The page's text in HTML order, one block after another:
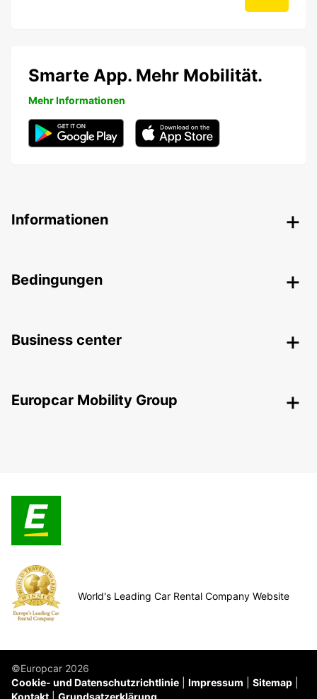
Smarte App. Mehr Mobilität.
Mehr Informationen
Informationen
Bedingungen
Business center
Europcar Mobility Group
World's Leading Car Rental Company Website
©Europcar 2026
Cookie- und Datenschutzrichtlinie
Impressum
Sitemap
Kontakt
Grundsatzerklärung